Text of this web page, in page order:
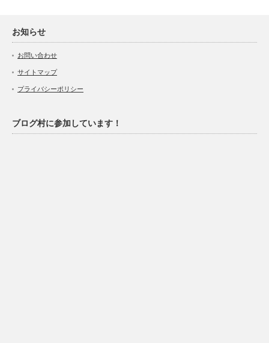
お知らせ
お問い合わせ
サイトマップ
プライバシーポリシー
ブログ村に参加しています！